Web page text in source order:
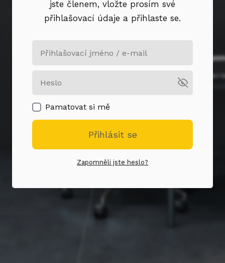
jste členem, vložte prosím své
přihlašovací údaje a přihlaste se.
Pamatovat si mě
Přihlásit se
Zapomněli jste heslo?